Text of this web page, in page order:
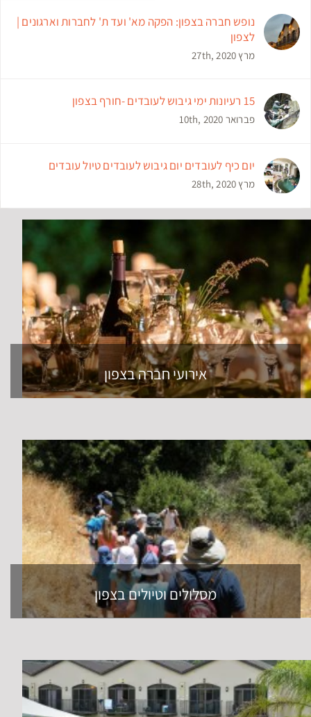
נופש חברה בצפון: הפקה מא' ועד ת' לחברות וארגונים |
לצפון
מרץ 27th, 2020
15 רעיונות ימי גיבוש לעובדים -חורף בצפון
פברואר 10th, 2020
יום כיף לעובדים יום גיבוש לעובדים טיול עובדים
מרץ 28th, 2020
אירועי חברה בצפון
מסלולים וטיולים בצפון